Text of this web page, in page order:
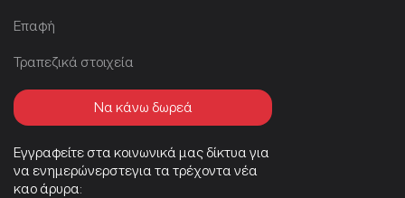
Επαφή
Τραπεζικά στοιχεία
Να κάνω δωρεά
Εγγραφείτε στα κοινωνικά μας δίκτυα για
να ενημερώνερστεγια τα τρέχοντα νέα
καο άρυρα: